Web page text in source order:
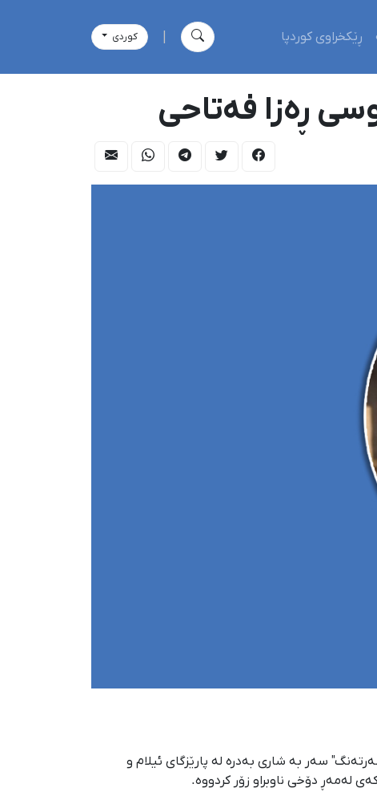
ڕێکخراوی کوردپا كوردی
خەڵکی گوندی "سەرتەنگ" سەر بە شاری بەدرە لە پارێزگای ئیلام و
لەمەڕ دۆخی ناوبراو زۆر کردووە.